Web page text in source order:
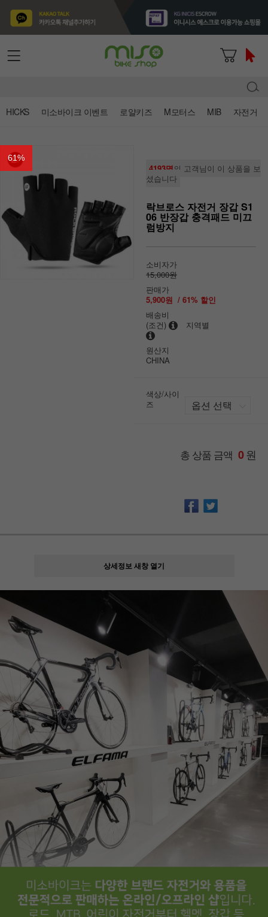
HICKS 미소바이크 이벤트 로얄키즈 M모터스 MIB 자전거
61%
4193명의 고객님이 이 상품을 보
셨습니다
락브로스 자전거 장갑 S1
06 반장갑 충격패드 미끄
럼방지
소비자가
15,000원
판매가
5,900원 / 61% 할인
배송비
(조건)
지역별
원산지
CHINA
색상/사이
즈
총 상품 금액 0원
상세정보 새창 열기